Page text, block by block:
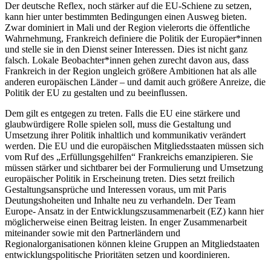
Der deutsche Reflex, noch stärker auf die EU-Schiene zu setzen,
kann hier unter bestimmten Bedingungen einen Ausweg bieten.
Zwar dominiert in Mali und der Region vielerorts die öffentliche
Wahrnehmung, Frankreich definiere die Politik der Europäer*innen
und stelle sie in den Dienst seiner Interessen. Dies ist nicht ganz
falsch. Lokale Beobachter*innen gehen zurecht davon aus, dass
Frankreich in der Region ungleich größere Ambitionen hat als alle
anderen europäischen Länder – und damit auch größere Anreize, die
Politik der EU zu gestalten und zu beeinflussen.
Dem gilt es entgegen zu treten. Falls die EU eine stärkere und
glaubwürdigere Rolle spielen soll, muss die Gestaltung und
Umsetzung ihrer Politik inhaltlich und kommunikativ verändert
werden. Die EU und die europäischen Mitgliedsstaaten müssen sich
vom Ruf des „Erfüllungsgehilfen“ Frankreichs emanzipieren. Sie
müssen stärker und sichtbarer bei der Formulierung und Umsetzung
europäischer Politik in Erscheinung treten. Dies setzt freilich
Gestaltungsansprüche und Interessen voraus, um mit Paris
Deutungshoheiten und Inhalte neu zu verhandeln. Der Team
Europe- Ansatz in der Entwicklungszusammenarbeit (EZ) kann hier
möglicherweise einen Beitrag leisten. In enger Zusammenarbeit
miteinander sowie mit den Partnerländern und
Regionalorganisationen können kleine Gruppen an Mitgliedstaaten
entwicklungspolitische Prioritäten setzen und koordinieren.